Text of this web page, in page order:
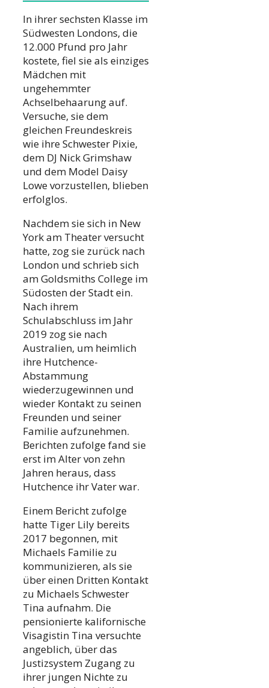
In ihrer sechsten Klasse im
Südwesten Londons, die
12.000 Pfund pro Jahr
kostete, fiel sie als einziges
Mädchen mit
ungehemmter
Achselbehaarung auf.
Versuche, sie dem
gleichen Freundeskreis
wie ihre Schwester Pixie,
dem DJ Nick Grimshaw
und dem Model Daisy
Lowe vorzustellen, blieben
erfolglos.
Nachdem sie sich in New
York am Theater versucht
hatte, zog sie zurück nach
London und schrieb sich
am Goldsmiths College im
Südosten der Stadt ein.
Nach ihrem
Schulabschluss im Jahr
2019 zog sie nach
Australien, um heimlich
ihre Hutchence-
Abstammung
wiederzugewinnen und
wieder Kontakt zu seinen
Freunden und seiner
Familie aufzunehmen.
Berichten zufolge fand sie
erst im Alter von zehn
Jahren heraus, dass
Hutchence ihr Vater war.
Einem Bericht zufolge
hatte Tiger Lily bereits
2017 begonnen, mit
Michaels Familie zu
kommunizieren, als sie
über einen Dritten Kontakt
zu Michaels Schwester
Tina aufnahm. Die
pensionierte kalifornische
Visagistin Tina versuchte
angeblich, über das
Justizsystem Zugang zu
ihrer jungen Nichte zu